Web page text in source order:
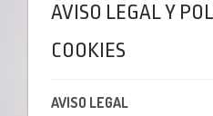
AVISO LEGAL Y
COOKIES
AVISO LEGAL